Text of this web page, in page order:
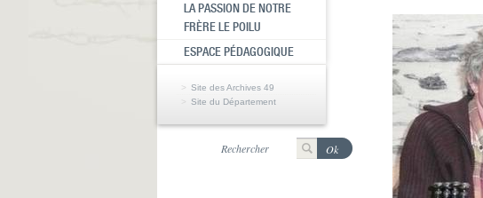
LA PASSION DE NOTRE
FRÈRE LE POILU
ESPACE PÉDAGOGIQUE
Site des Archives 49
Site du Département